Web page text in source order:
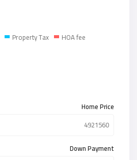
Property Tax HOA fee
Home Price
Down Payment